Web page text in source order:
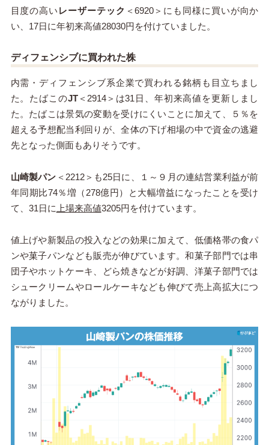
目度の高い レーザーテック ＜6920＞にも同様に買いが向か
い、17日に年初来高値28030円を付けていました。
ディフェンシブに買われた株
内需・ディフェンシブ系企業で買われる銘柄も目立ちまし
た。たばこのJT＜2914＞は31日、年初来高値を更新しまし
た。たばこは景気の変動を受けにくいことに加えて、５％を
超える予想配当利回りが、全体の下げ相場の中で資金の逃避
先となった側面もありそうです。
山崎製パン ＜2212＞も25日に、１～９月の連結営業利益が前
年同期比74％増（278億円）と大幅増益になったことを受け
て、31日に 上場来高値3205円を付けています。
値上げや新製品の投入などの効果に加えて、低価格帯の食パ
ンや菓子パンなども販売が伸びています。和菓子部門では串
団子やホットケーキ、どら焼きなどが好調、洋菓子部門では
シュークリームやロールケーキなども伸びて売上高拡大につ
ながりました。